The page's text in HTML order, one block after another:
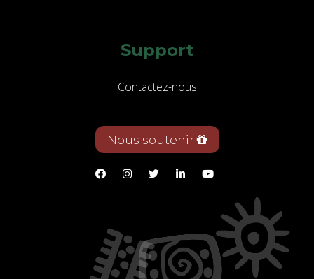
Support
Contactez-nous
Nous soutenir